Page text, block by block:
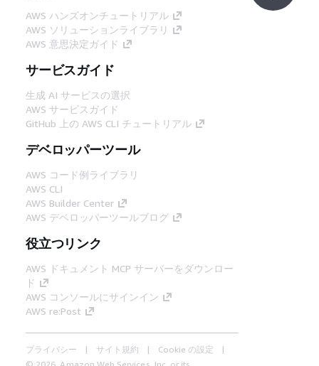
AWS ハンズオンチュートリアル
AWS ソリューションライブラリ
AWS 意思決定ガイド
サービスガイド
生成 AI サービスの選択
AWS サービスガイド
GitHub 上の AWS CLI チュートリアル
デベロッパーツール
AWS コード例ライブラリ
AWS CLI
AWS Builder Center
AWS デベロッパーツールブログ
役立つリンク
AWS ドキュメント MCP サーバーをダウンロー
ド
AWS コンソールにサインイン
AWS re:Post
プライバシー サイト規約
Cookie の設定
© 2026, Amazon Web Services, Inc. or its